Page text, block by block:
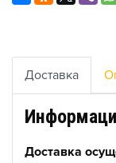
Доставка
Доставка